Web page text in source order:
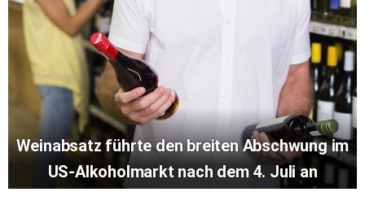
Weinabsatz führte den breiten Abschwung im
US-Alkoholmarkt nach dem 4. Juli an